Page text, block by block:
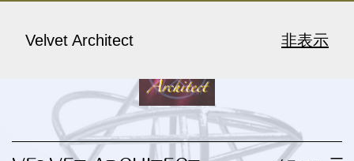
へ
Velvet Architect 非表示